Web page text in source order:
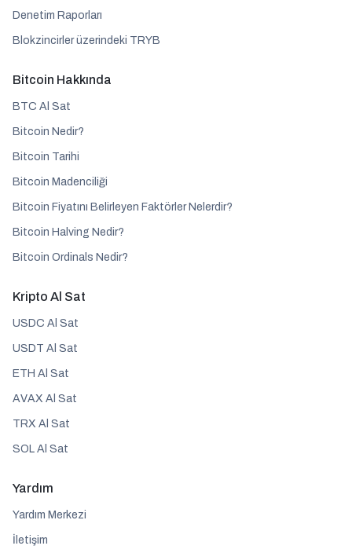
Denetim Raporları
Blokzincirler üzerindeki TRYB
Bitcoin Hakkında
BTC Al Sat
Bitcoin Nedir?
Bitcoin Tarihi
Bitcoin Madenciliği
Bitcoin Fiyatını Belirleyen Faktörler Nelerdir?
Bitcoin Halving Nedir?
Bitcoin Ordinals Nedir?
Kripto Al Sat
USDC Al Sat
USDT Al Sat
ETH Al Sat
AVAX Al Sat
TRX Al Sat
SOL Al Sat
Yardım
Yardım Merkezi
İletişim